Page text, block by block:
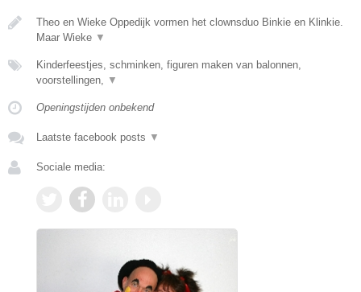
Theo en Wieke Oppedijk vormen het clownsduo Binkie en Klinkie.
Maar Wieke ▼
Kinderfeestjes, schminken, figuren maken van balonnen,
voorstellingen, ▼
Openingstijden onbekend
Laatste facebook posts ▼
Sociale media: